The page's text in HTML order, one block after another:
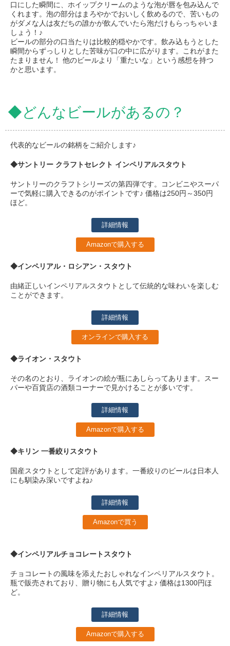
口にした瞬間に、ホイップクリームのような泡が唇を包み込んで
くれます。泡の部分はまろやかでおいしく飲めるので、苦いもの
がダメな人は友だちの誰かが飲んでいたら泡だけもらっちゃいま
しょう！♪
ビールの部分の口当たりは比較的穏やかです。飲み込もうとした
瞬間からずっしりとした苦味が口の中に広がります。これがまた
たまりません！ 他のビールより「重たいな」という感想を持つ
かと思います。
◆どんなビールがあるの？
代表的なビールの銘柄をご紹介します♪
◆サントリー クラフトセレクト インペリアルスタウト
サントリーのクラフトシリーズの第四弾です。コンビニやスーパ
ーで気軽に購入できるのがポイントです♪ 価格は250円～350円
ほど。
詳細情報
Amazonで購入する
◆インペリアル・ロシアン・スタウト
由緒正しいインペリアルスタウトとして伝統的な味わいを楽しむ
ことができます。
詳細情報
オンラインで購入する
◆ライオン・スタウト
その名のとおり、ライオンの絵が瓶にあしらってあります。スー
パーや百貨店の酒類コーナーで見かけることが多いです。
詳細情報
Amazonで購入する
◆キリン 一番絞りスタウト
国産スタウトとして定評があります。一番絞りのビールは日本人
にも馴染み深いですよね♪
詳細情報
Amazonで買う
◆インペリアルチョコレートスタウト
チョコレートの風味を添えたおしゃれなインペリアルスタウト。
瓶で販売されており、贈り物にも人気ですよ♪ 価格は1300円ほ
ど。
詳細情報
Amazonで購入する